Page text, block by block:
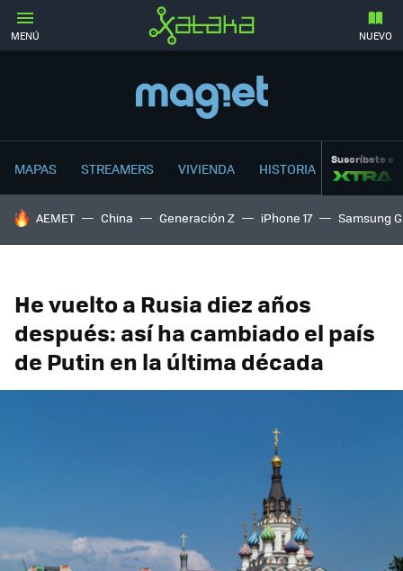
MENÚ NUEVO
MAPAS STREAMERS VIVIENDA HISTORIA Suscríbete a
HOY SE HABLA DE
AEMET China Generación Z iPhone 17 Samsung
He vuelto a Rusia diez años
después: así ha cambiado el país
de Putin en la última década